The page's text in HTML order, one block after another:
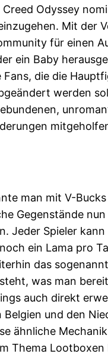
Creed Odyssey
Mit der
für einen
ein Baby
die die
werden
man mit V-
Gegenstände
Jeder Spieler
ein Lama pro
das
was man
auch direkt
und den
ähnliche
Thema Lootboxen